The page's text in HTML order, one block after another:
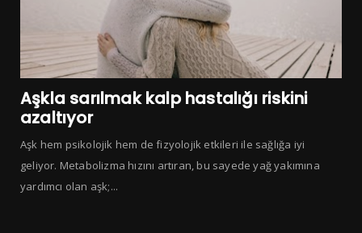
Aşkla sarılmak kalp hastalığı riskini
azaltıyor
Aşk hem psikolojik hem de fizyolojik etkileri ile sağlığa iyi
geliyor. Metabolizma hızını artıran, bu sayede yağ yakımına
yardımcı olan aşk;...